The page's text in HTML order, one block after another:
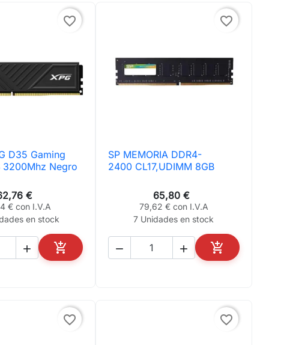
favorite_border
rápida
D35 Gaming
3200Mhz Negro
€
€ con I.V.A
en stock
 
AÑADIR AL CARRITO
favorite_border
 Vista rápida
SP MEMORIA DDR4-
2400 CL17,UDIMM 8GB
65,80 €
79,62 € con I.V.A
7 Unidades en stock
  
AÑADIR AL
favorite_border favorite_border